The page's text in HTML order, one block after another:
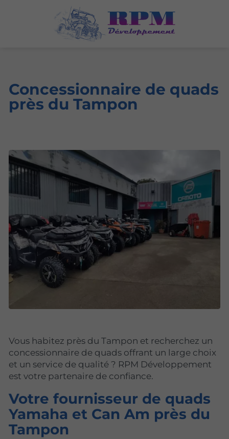
Concessionnaire de quads
près du Tampon
Vous habitez près du Tampon et recherchez un
concessionnaire de quads offrant un large choix
et un service de qualité ? RPM Développement
est votre partenaire de confiance.
Votre fournisseur de quads
Yamaha et Can Am près du
Tampon